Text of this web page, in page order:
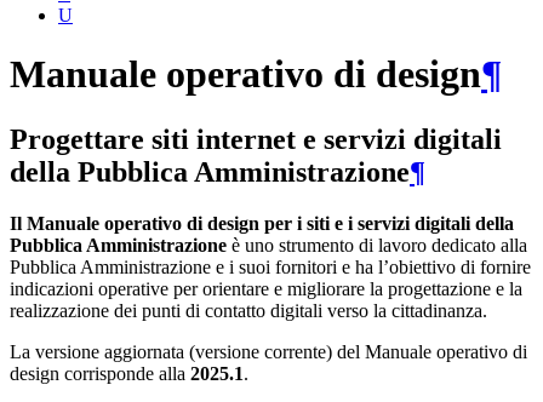
U
Manuale operativo di design¶
Progettare siti internet e servizi digitali
della Pubblica Amministrazione¶
Il Manuale operativo di design per i siti e i servizi digitali della
Pubblica Amministrazione è uno strumento di lavoro dedicato alla
Pubblica Amministrazione e i suoi fornitori e ha l’obiettivo di fornire
indicazioni operative per orientare e migliorare la progettazione e la
realizzazione dei punti di contatto digitali verso la cittadinanza.
La versione aggiornata (versione corrente) del Manuale operativo di
design corrisponde alla 2025.1.